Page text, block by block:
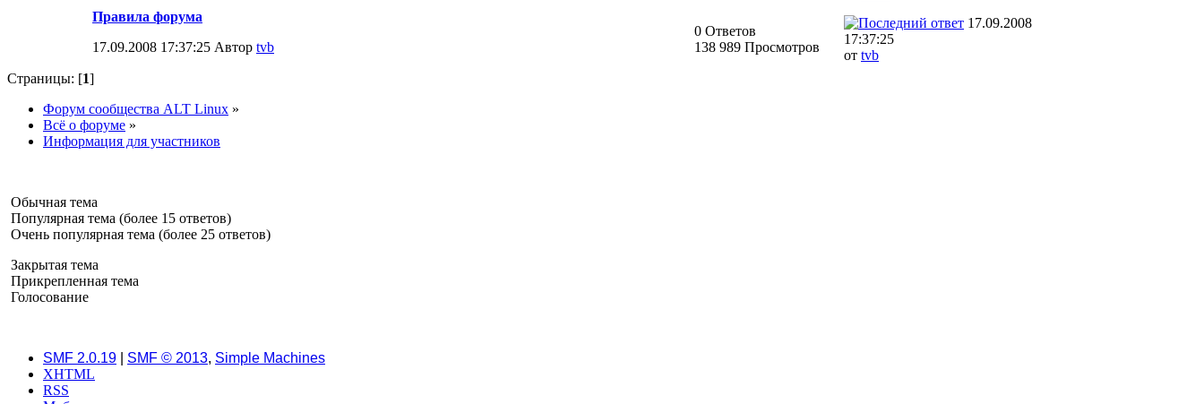
Правила форума
17.09.2008 17:37:25 Автор tvb
0 Ответов
138 989 Просмотров
17.09.2008
17:37:25
от tvb
Страницы: [1]
Форум сообщества ALT Linux »
Всё о форуме »
Информация для участников
Обычная тема
Популярная тема (более 15 ответов)
Очень популярная тема (более 25 ответов)
Закрытая тема
Прикрепленная тема
Голосование
SMF 2.0.19 SMF © 2013, Simple Machines
XHTML
RSS